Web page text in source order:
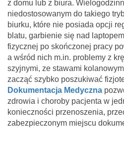
z domu lub z biura.
niedostosowanym do takiego
biurku, które nie posiada opcji
blatu, garbienie się nad
fizycznej po skończonej pracy
a wśród nich m.in. problemy z
szyjnymi, ze stawami
zacząć szybko poszukiwać
Dokumentacja Medyczna
zdrowia i choroby pacjenta w
konieczności przenoszenia,
zabezpieczonym miejscu